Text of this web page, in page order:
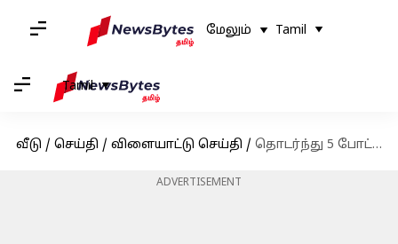
மேலும் Tamil
Tamil
வீடு / செய்தி / விளையாட்டு செய்தி / தொடர்ந்து 5 போட்டிகளில் தோல்விகள்! தத்தளிக்கும் உலகக் கோப்பை சாம்பியன் இங்கிலாந்து!
ADVERTISEMENT